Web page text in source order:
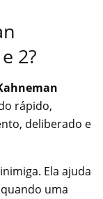
2?
rápido,
deliberado e
Ela ajuda
uma